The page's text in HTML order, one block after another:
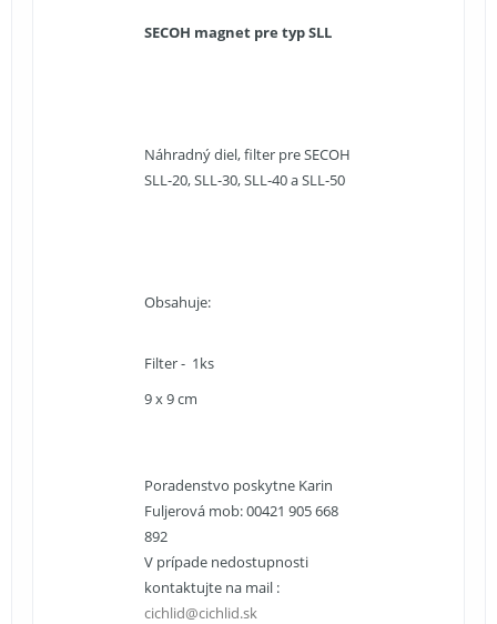
SECOH magnet pre typ SLL
Náhradný diel, filter pre SECOH
SLL-20, SLL-30, SLL-40 a SLL-50
Obsahuje:
Filter - 1ks
9 x 9 cm
Poradenstvo poskytne Karin
Fuljerová mob: 00421 905 668
892
V prípade nedostupnosti
kontaktujte na mail :
cichlid@cichlid.sk